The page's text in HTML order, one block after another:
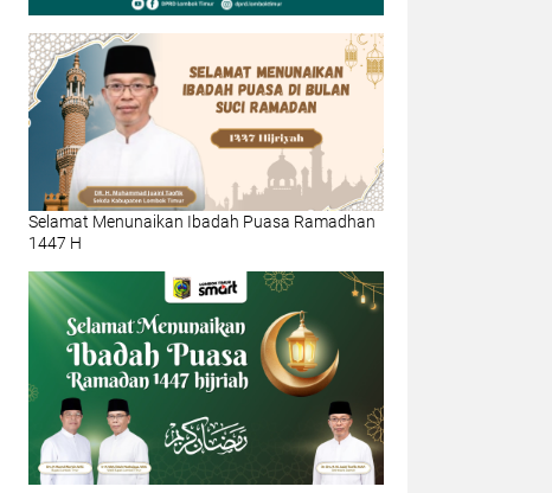
Selamat Menunaikan Ibadah Puasa Ramadhan
1447 H